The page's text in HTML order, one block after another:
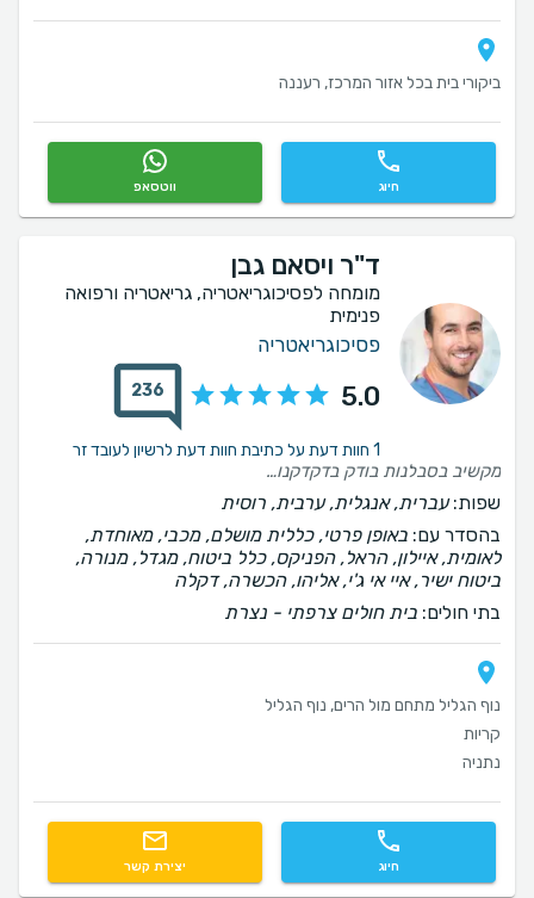
ביקורי בית בכל אזור המרכז, רעננה
חיוג ווטסאפ
ד"ר ויסאם גבן
מומחה לפסיכוגריאטריה, גריאטריה ורפואה
פנימית
פסיכוגריאטריה
5.0
236
1 חוות דעת על כתיבת חוות דעת לרשיון לעובד זר
מקשיב בסבלנות בודק בדקדקנות ונותן המלצות מעשיות מאוד שיכולות לשפר את איכות החיים. מקצוען אמיתי שירות אדיב
שפות:עברית, אנגלית, ערבית, רוסית
בהסדר עם: באופן פרטי, כללית מושלם, מכבי, מאוחדת,
לאומית, איילון, הראל, הפניקס, כלל ביטוח, מגדל, מנורה,
ביטוח ישיר, איי אי ג'י, אליהו, הכשרה, דקלה
בתי חולים: בית חולים צרפתי - נצרת
נוף הגליל מתחם מול הרים, נוף הגליל
קריות
נתניה
חיוג יצירת קשר